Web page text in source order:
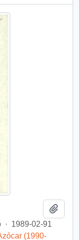
· 1989-02-91
(1990-